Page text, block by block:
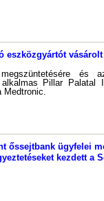
eszközgyártót
és
Pillar Palatal
Medtronic.
őssejtbank ügyfelei
kezdett a